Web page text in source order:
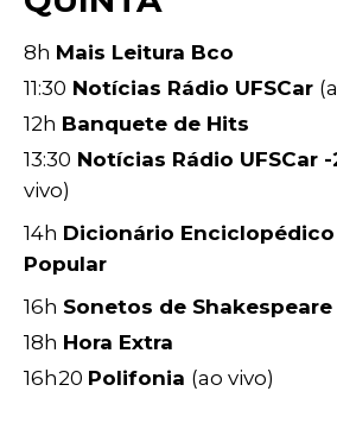
8h Mais Leitura Bco
11:30 Notícias Rádio UFSCar
12h Banquete de Hits
13:30 Notícias Rádio UFSCar -
vivo)
14h Dicionário
Popular
16h Sonetos de Shakespeare
18h Hora Extra
16h20 Polifonia (ao vivo)